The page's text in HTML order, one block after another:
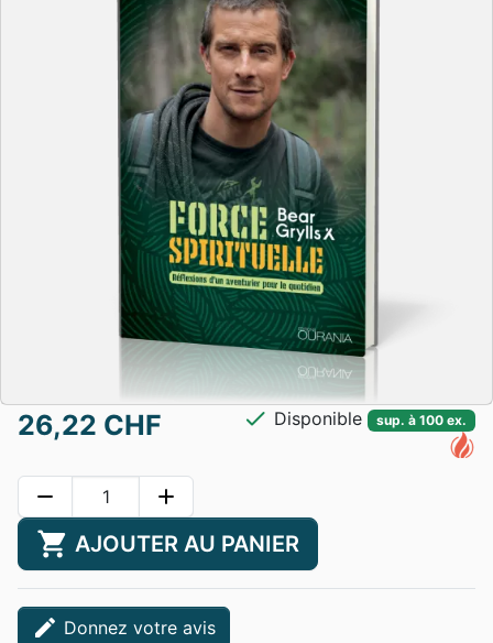
26,22 CHF check Disponible sup. à 100 ex.
remove add
shopping_cart AJOUTER AU PANIER
edit Donnez votre avis